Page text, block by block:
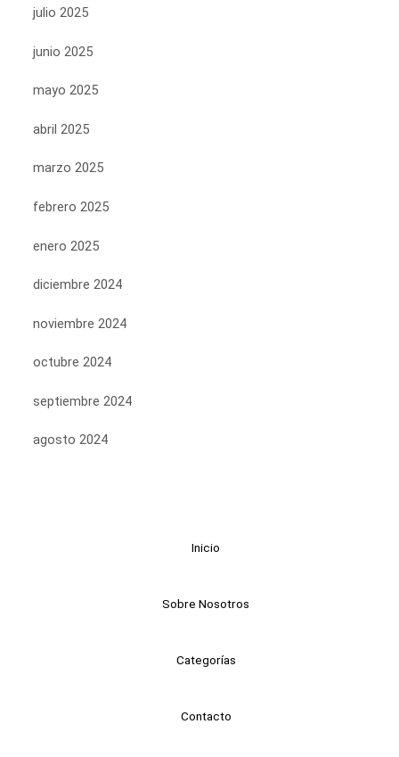
julio 2025
junio 2025
mayo 2025
abril 2025
marzo 2025
febrero 2025
enero 2025
diciembre 2024
noviembre 2024
octubre 2024
septiembre 2024
agosto 2024
Inicio
Sobre Nosotros
Categorías
Contacto